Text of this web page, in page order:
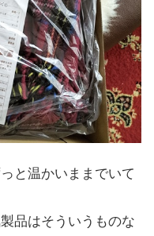
と温かいままでいて
品はそういうものな